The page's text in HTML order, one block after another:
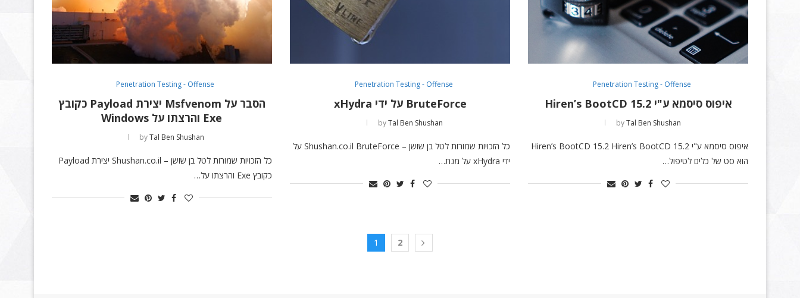
Penetration Testing - Offense
איפוס סיסמא ע"י Hiren’s BootCD 15.2
byTal Ben Shushan
איפוס סיסמא ע"י Hiren’s BootCD 15.2 Hiren’s BootCD 15.2
הוא סט של כלים לטיפול…
Penetration Testing - Offense
BruteForce על ידי xHydra
byTal Ben Shushan
כל הזכויות שמורות לטל בן שושן – Shushan.co.il BruteForce על
ידי xHydra על מנת…
Penetration Testing - Offense
הסבר על Msfvenom יצירת Payload כקובץ
Exe והרצתו על Windows
byTal Ben Shushan
כל הזכויות שמורות לטל בן שושן – Shushan.co.il יצירת Payload
כקובץ Exe והרצתו על…
1 2